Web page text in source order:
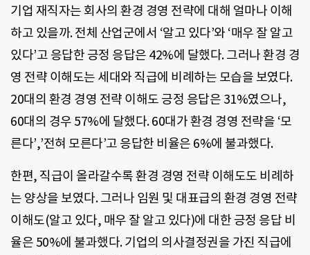
기업 재직자는 회사의 환경 경영 전략에 대해 얼마나 이해
하고 있을까. 전체 산업군에서 ‘알고 있다’와 ‘매우 잘 알고
있다’고 응답한 긍정 응답은 42%에 달했다. 그러나 환경 경
영 전략 이해도는 세대와 직급에 비례하는 모습을 보였다.
20대의 환경 경영 전략 이해도 긍정 응답은 31%였으나,
60대의 경우 57%에 달했다. 60대가 환경 경영 전략을 ‘모
른다’,’전혀 모른다’고 응답한 비율은 6%에 불과했다.
한편, 직급이 올라갈수록 환경 경영 전략 이해도도 비례하
는 양상을 보였다. 그러나 임원 및 대표급의 환경 경영 전략
이해도(알고 있다, 매우 잘 알고 있다)에 대한 긍정 응답 비
율은 50%에 불과했다. 기업의 의사결정권을 가진 직급에